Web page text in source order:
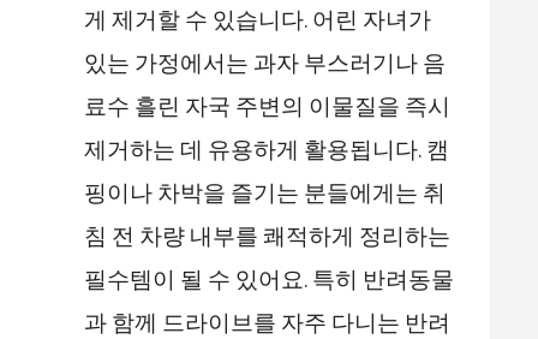
게 제거할 수 있습니다. 어린 자녀가
있는 가정에서는 과자 부스러기나 음
료수 흘린 자국 주변의 이물질을 즉시
제거하는 데 유용하게 활용됩니다. 캠
핑이나 차박을 즐기는 분들에게는 취
침 전 차량 내부를 쾌적하게 정리하는
필수템이 될 수 있어요. 특히 반려동물
과 함께 드라이브를 자주 다니는 반려